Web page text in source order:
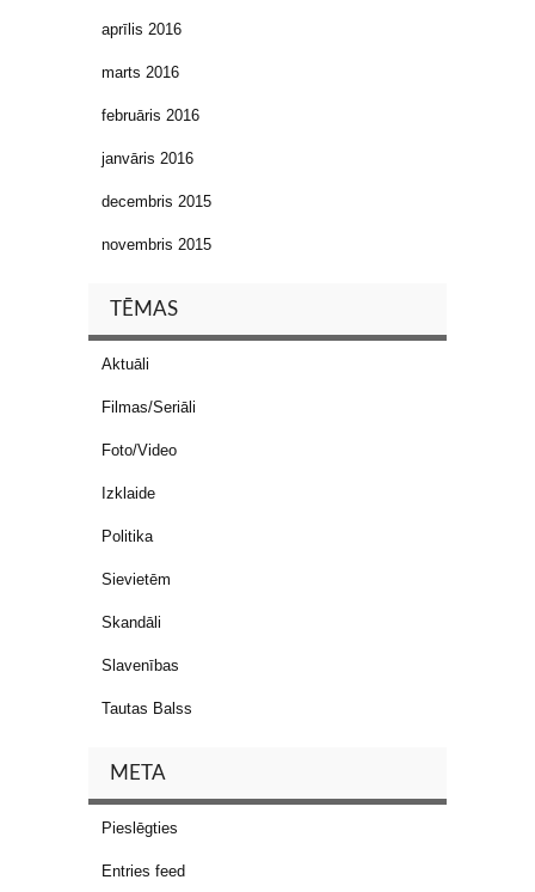
aprīlis 2016
marts 2016
februāris 2016
janvāris 2016
decembris 2015
novembris 2015
TĒMAS
Aktuāli
Filmas/Seriāli
Foto/Video
Izklaide
Politika
Sievietēm
Skandāli
Slavenības
Tautas Balss
META
Pieslēgties
Entries feed